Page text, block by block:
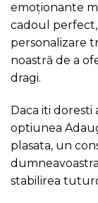
emoționante
cadoul
personalizare
noastră de a
dragi.
Daca iti doresti
optiunea
plasata, un
stabilirea